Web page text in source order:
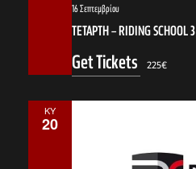
ΤΕΤΑΡΤΗ – RIDING SCHOOL 3
16 Σεπτεμβρίου
Get Tickets 225€
ΚΥ
20